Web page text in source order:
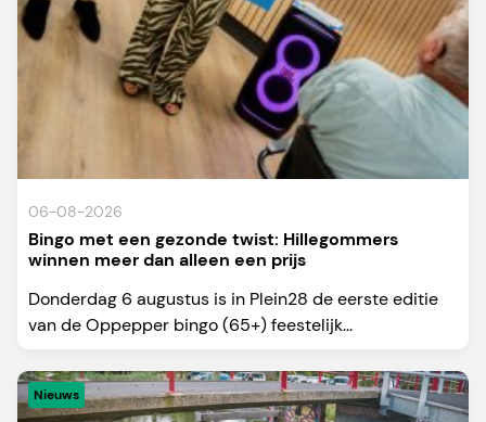
06-08-2026
Bingo met een gezonde twist: Hillegommers
winnen meer dan alleen een prijs
Donderdag 6 augustus is in Plein28 de eerste editie
van de Oppepper bingo (65+) feestelijk...
Nieuws